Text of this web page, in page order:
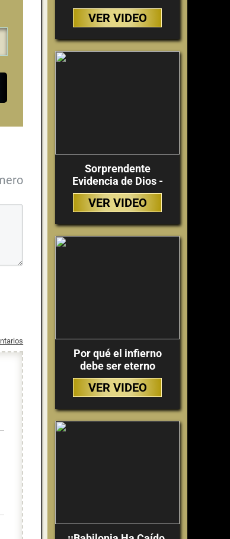
VER VIDEO
Sorprendente
Evidencia de Dios -
VER VIDEO
Por qué el infierno
debe ser eterno
VER VIDEO